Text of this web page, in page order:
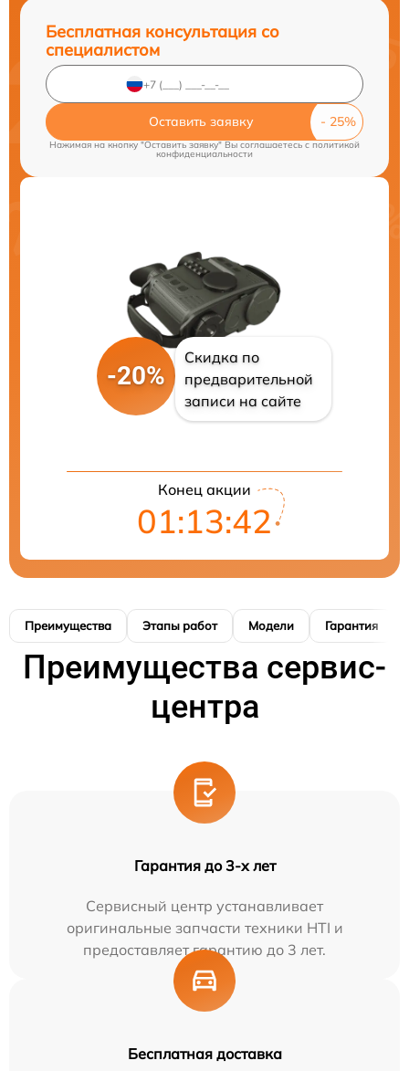
Бесплатная консультация со
специалистом
Оставить заявку
Нажимая на кнопку "Оставить заявку" Вы соглашаетесь cполитикой
конфиденциальности
-20%
Скидка по
предварительной
записи на сайте
Конец акции
01:13:41
Преимущества Этапы работ Модели Гарантия
Преимущества сервис-
центра
Гарантия до 3-х лет
Сервисный центр устанавливает
оригинальные запчасти техники HTI и
предоставляет гарантию до 3 лет.
Бесплатная доставка